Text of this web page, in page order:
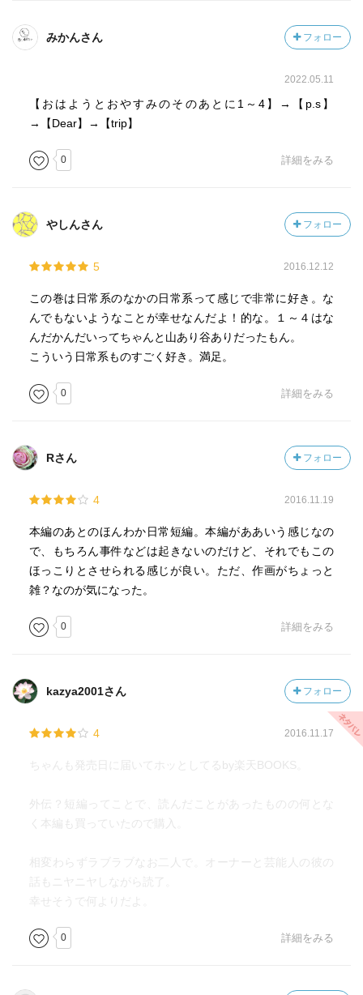
みかんさん フォロー
2022.05.11
【おはようとおやすみのそのあとに1～4】→【p.s】
→【Dear】→【trip】
0 詳細をみる
やしんさん フォロー
5 2016.12.12
この巻は日常系のなかの日常系って感じで非常に好き。な
んでもないようなことが幸せなんだよ！的な。１～４はな
んだかんだいってちゃんと山あり谷ありだったもん。
こういう日常系ものすごく好き。満足。
0 詳細をみる
Rさん フォロー
4 2016.11.19
本編のあとのほんわか日常短編。本編がああいう感じなの
で、もちろん事件などは起きないのだけど、それでもこの
ほっこりとさせられる感じが良い。ただ、作画がちょっと
雑？なのが気になった。
0 詳細をみる
kazya2001さん フォロー
4 2016.11.17
ちゃんも発売日に届いてホッとしてるby楽天BOOKS。
外伝？短編ってことで、読んだことがあったものの何とな
く本編も買っていたので購入。
相変わらずラブラブなお二人で。オーナーと芸能人の彼の
話もニヤニヤしながら読了。
幸せそうで何よりだよ。
0 詳細をみる